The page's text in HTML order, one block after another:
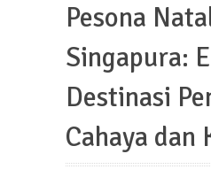
Pesona
Singapura:
Destinasi
Cahaya dan